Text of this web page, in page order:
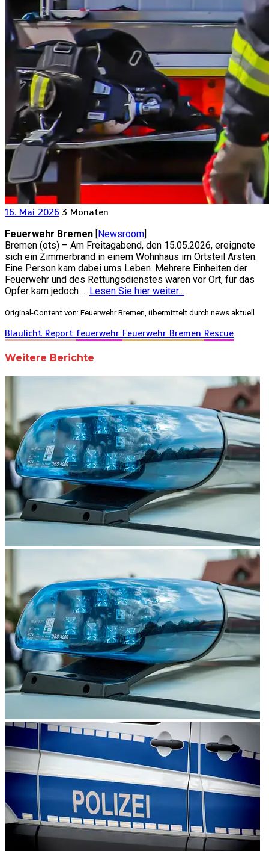
16. Mai 2026 3 Monaten
Feuerwehr Bremen [Newsroom]
Bremen (ots) – Am Freitagabend, den 15.05.2026, ereignete
sich ein Zimmerbrand in einem Wohnhaus im Ortsteil Arsten.
Eine Person kam dabei ums Leben. Mehrere Einheiten der
Feuerwehr und des Rettungsdienstes waren vor Ort, für das
Opfer kam jedoch … Lesen Sie hier weiter…
Original-Content von: Feuerwehr Bremen, übermittelt durch news aktuell
Blaulicht Report feuerwehr Feuerwehr Bremen Rescue
Weitere Berichte